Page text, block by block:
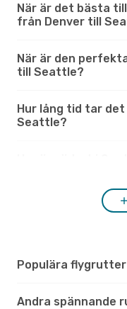
När är det bästa
från Denver till
När är den
till Seattle?
Hur lång tid tar
Seattle?
Populära flygrutter
Andra spännande